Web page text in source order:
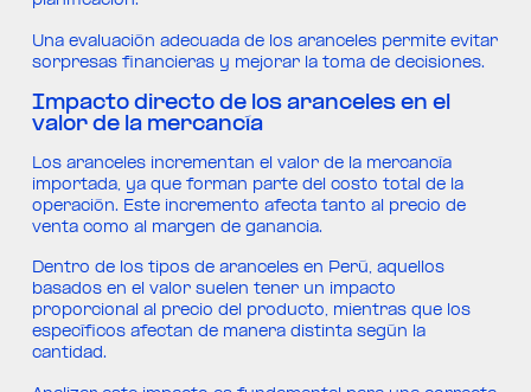
Una evaluación adecuada de los aranceles permite evitar
sorpresas financieras y mejorar la toma de decisiones.
Impacto directo de los aranceles en el
valor de la mercancía
Los aranceles incrementan el valor de la mercancía
importada, ya que forman parte del costo total de la
operación. Este incremento afecta tanto al precio de
venta como al margen de ganancia.
Dentro de los tipos de aranceles en Perú, aquellos
basados en el valor suelen tener un impacto
proporcional al precio del producto, mientras que los
específicos afectan de manera distinta según la
cantidad.